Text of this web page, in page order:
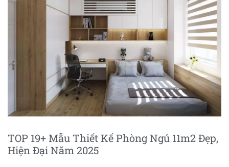
TOP 19+ Mẫu Thiết Kế Phòng Ngủ 11m2 Đẹp,
Hiện Đại Năm 2025